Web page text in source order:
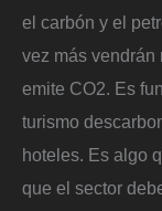
el carbón y el
vez más vendrán
emite CO2. Es
turismo
hoteles. Es algo
que el sector